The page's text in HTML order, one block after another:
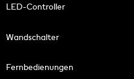
LED-Controller
Wandschalter
Fernbedienungen